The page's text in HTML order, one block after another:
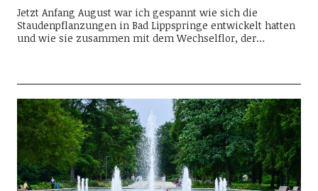
Jetzt Anfang August war ich gespannt wie sich die
Staudenpflanzungen in Bad Lippspringe entwickelt hatten
und wie sie zusammen mit dem Wechselflor, der…